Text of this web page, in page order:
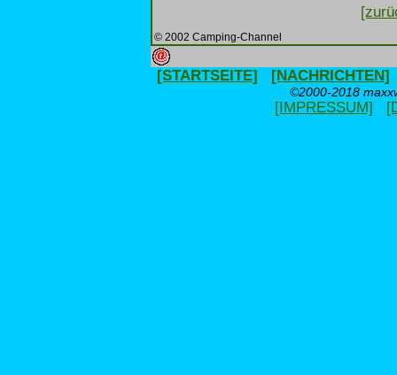
© 2002 Camping-Channel
[STARTSEITE] [NACHRICHTEN]
©2000-2018
[IMPRESSUM]